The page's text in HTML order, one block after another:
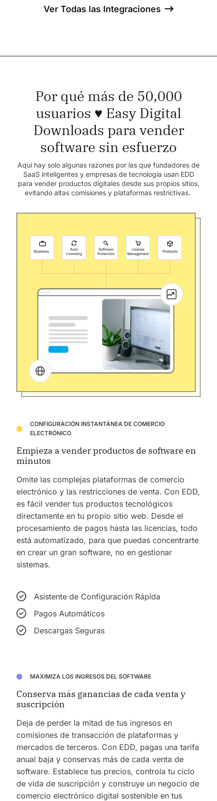
Ver Todas las Integraciones
Por qué más de 50,000
usuarios ♥️ Easy Digital
Downloads para vender
software sin esfuerzo
Aquí hay solo algunas razones por las que fundadores de
SaaS inteligentes y empresas de tecnología usan EDD
para vender productos digitales desde sus propios sitios,
evitando altas comisiones y plataformas restrictivas.
CONFIGURACIÓN INSTANTÁNEA DE COMERCIO
ELECTRÓNICO
Empieza a vender productos de software en
minutos
Omite las complejas plataformas de comercio
electrónico y las restricciones de venta. Con EDD,
es fácil vender tus productos tecnológicos
directamente en tu propio sitio web. Desde el
procesamiento de pagos hasta las licencias, todo
está automatizado, para que puedas concentrarte
en crear un gran software, no en gestionar
sistemas.
Asistente de Configuración Rápida
Pagos Automáticos
Descargas Seguras
MAXIMIZA LOS INGRESOS DEL SOFTWARE
Conserva más ganancias de cada venta y
suscripción
Deja de perder la mitad de tus ingresos en
comisiones de transacción de plataformas y
mercados de terceros. Con EDD, pagas una tarifa
anual baja y conservas más de cada venta de
software. Establece tus precios, controla tu ciclo
de vida de suscripción y construye un negocio de
comercio electrónico digital sostenible en tus